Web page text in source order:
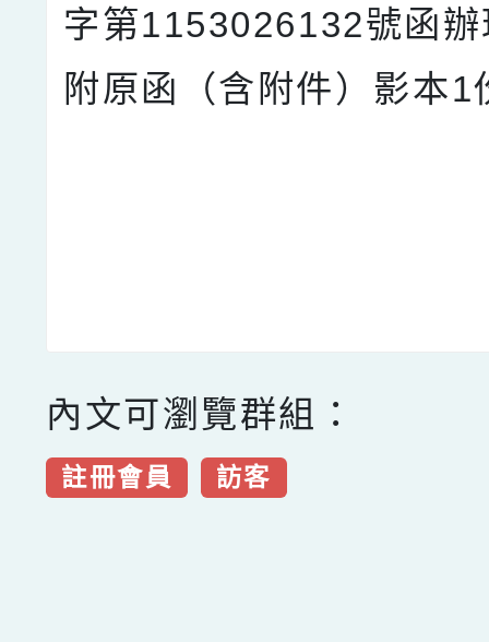
字第1153026132號函
附原函（含附件）影本1
內文可瀏覽群組：
註冊會員 訪客